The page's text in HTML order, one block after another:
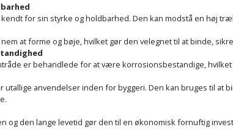
kendt for sin styrke og holdbarhed. Den kan modstå en høj
nem at forme og bøje, hvilket gør den velegnet til at binde,
er behandlede for at være korrosionsbestandige,
utallige anvendelser inden for byggeri. Den kan bruges til
og den lange levetid gør den til en økonomisk fornuftig